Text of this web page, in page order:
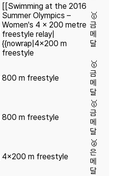
[[Swimming at the 2016
Summer Olympics –
Women's 4 × 200 metre
freestyle relay|
{{nowrap|4×200 m
freestyle
🥇
금
메
달
800 m freestyle
🥇
금
메
달
800 m freestyle
🥇
금
메
달
4×200 m freestyle
🥈
은
메
달